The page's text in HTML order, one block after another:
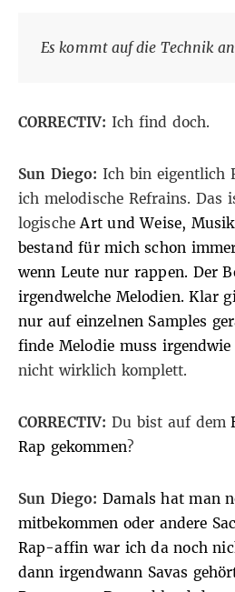
Es kommt auf die Technik an
CORRECTIV: Ich find doch.
Sun Diego:Ich bin eigentlich
ich melodische Refrains.
logischeArt und Weise,
bestand für mich schon
wenn Leute nur rappen. Der
irgendwelche Melodien. Klar
nur auf einzelnen Samples
finde Melodie muss irgendwie
nicht wirklich komplett.
CORRECTIV: Du bist auf dem
Rap gekommen?
Sun Diego:Damals hat man
mitbekommen oder andere
Rap-affin war ich da noch
dann irgendwann Savas